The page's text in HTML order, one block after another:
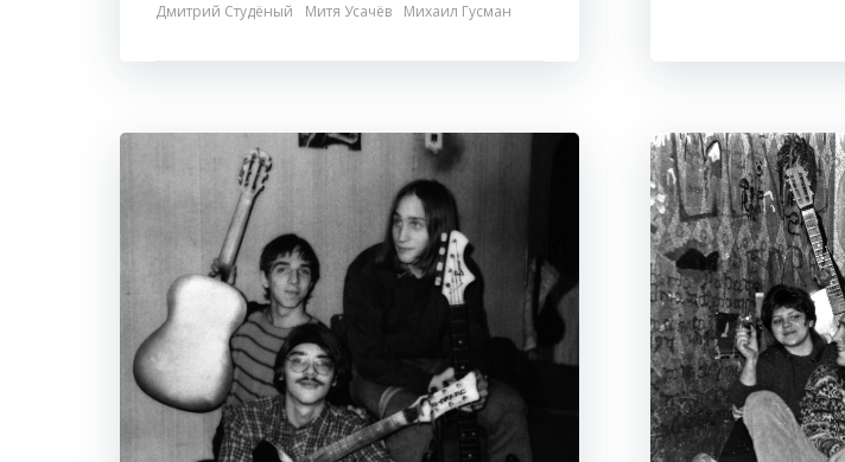
Дмитрий Студёный
Митя Усачёв Михаил Гусман